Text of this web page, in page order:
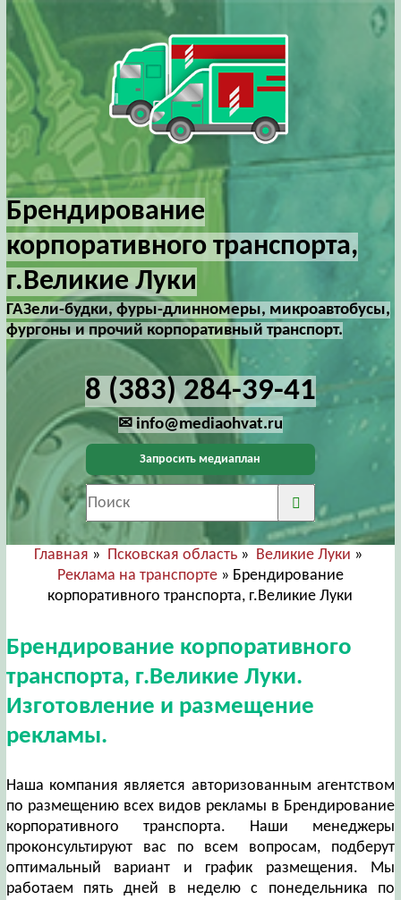
Брендирование
корпоративного транспорта,
г.Великие Луки
ГАЗели-будки, фуры-длинномеры, микроавтобусы,
фургоны и прочий корпоративный транспорт.
8 (383) 284-39-41
✉ info@mediaohvat.ru
Запросить медиаплан
Главная » Псковская область » Великие Луки »
Реклама на транспорте» Брендирование
корпоративного транспорта, г.Великие Луки
Брендирование корпоративного
транспорта, г.Великие Луки.
Изготовление и размещение
рекламы.
Наша компания является авторизованным агентством
по размещению всех видов рекламы в Брендирование
корпоративного транспорта. Наши менеджеры
проконсультируют вас по всем вопросам, подберут
оптимальный вариант и график размещения. Мы
работаем пять дней в неделю с понедельника по